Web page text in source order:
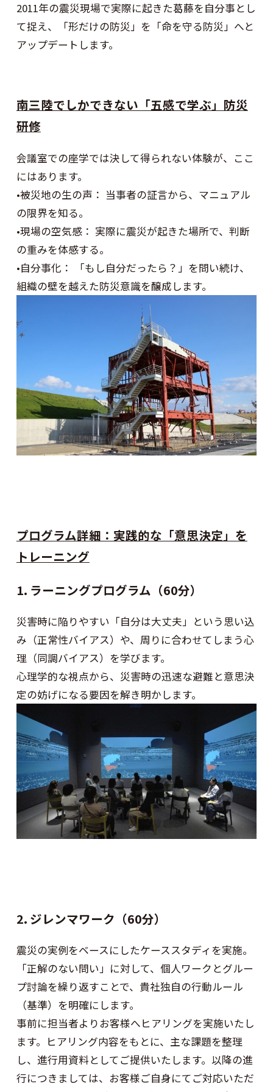
2011年の震災現場で実際に起きた葛藤を自分事とし
て捉え、「形だけの防災」を「命を守る防災」へと
アップデートします。
南三陸でしかできない「五感で学ぶ」防災
研修
会議室での座学では決して得られない体験が、ここ
にはあります。
•被災地の生の声： 当事者の証言から、マニュアル
の限界を知る。
•現場の空気感： 実際に震災が起きた場所で、判断
の重みを体感する。
•自分事化： 「もし自分だったら？」を問い続け、
組織の壁を越えた防災意識を醸成します。
プログラム詳細：実践的な「意思決定」を
トレーニング
1. ラーニングプログラム（60分）
災害時に陥りやすい「自分は大丈夫」という思い込
み（正常性バイアス）や、周りに合わせてしまう心
理（同調バイアス）を学びます。
心理学的な視点から、災害時の迅速な避難と意思決
定の妨げになる要因を解き明かします。
2. ジレンマワーク（60分）
震災の実例をベースにしたケーススタディを実施。
「正解のない問い」に対して、個人ワークとグルー
プ討論を繰り返すことで、貴社独自の行動ルール
（基準）を明確にします。
事前に担当者よりお客様へヒアリングを実施いたし
ます。ヒアリング内容をもとに、主な課題を整理
し、進行用資料としてご提供いたします。以降の進
行につきましては、お客様ご自身にてご対応いただ